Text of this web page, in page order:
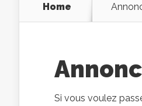
Home
Si vous voulez